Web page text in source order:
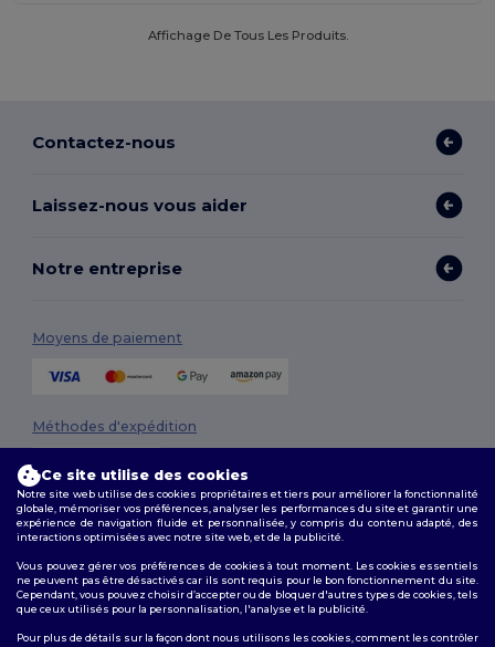
Affichage De Tous Les Produits.
Contactez-nous
Laissez-nous vous aider
Notre entreprise
Moyens de paiement
Méthodes d'expédition
Suivez-nous
Ce site utilise des cookies
Notre site web utilise des cookies propriétaires et tiers pour améliorer la fonctionnalité
globale, mémoriser vos préférences, analyser les performances du site et garantir une
expérience de navigation fluide et personnalisée, y compris du contenu adapté, des
interactions optimisées avec notre site web, et de la publicité.
Vous pouvez gérer vos préférences de cookies à tout moment. Les cookies essentiels
ne peuvent pas être désactivés car ils sont requis pour le bon fonctionnement du site.
Cependant, vous pouvez choisir d’accepter ou de bloquer d'autres types de cookies, tels
que ceux utilisés pour la personnalisation, l'analyse et la publicité.
Pour plus de détails sur la façon dont nous utilisons les cookies, comment les contrôler